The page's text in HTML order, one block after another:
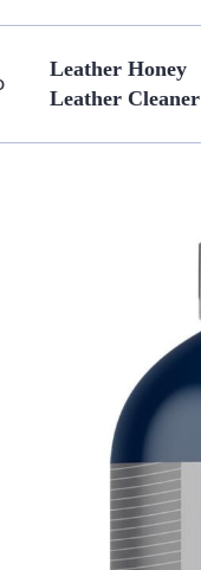
Leather Honey
Leather Cleaner